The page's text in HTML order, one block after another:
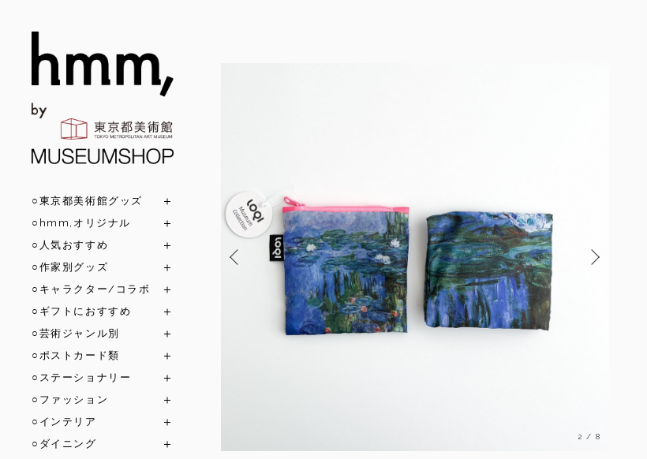
○東京都美術館グッズ
○hmm,オリジナル
○人気おすすめ
○作家別グッズ
○キャラクター/コラボ
○ギフトにおすすめ
○芸術ジャンル別
○ポストカード類
○ステーショナリー
○ファッション
○インテリア
○ダイニング
3 /8